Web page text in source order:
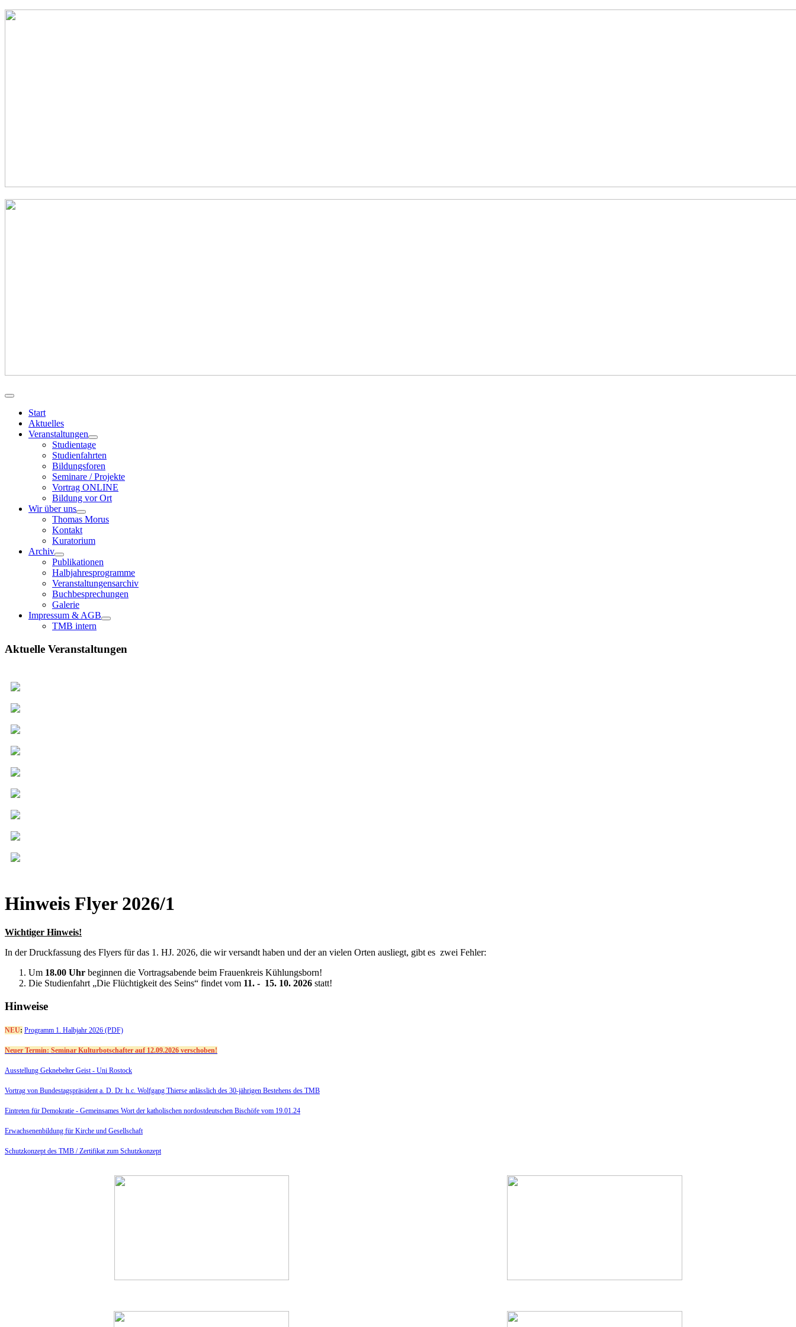
Start
Aktuelles
Veranstaltungen
Studientage
Studienfahrten
Bildungsforen
Seminare / Projekte
Vortrag ONLINE
Bildung vor Ort
Wir über uns
Thomas Morus
Kontakt
Kuratorium
Archiv
Publikationen
Halbjahresprogramme
Veranstaltungensarchiv
Buchbesprechungen
Galerie
Impressum & AGB
TMB intern
Aktuelle Veranstaltungen
Hinweis Flyer 2026/1
Wichtiger Hinweis!
In der Druckfassung des Flyers für das 1. HJ. 2026, die wir versandt haben und der an vielen Orten ausliegt, gibt es zwei Fehler:
Um 18.00 Uhr beginnen die Vortragsabende beim Frauenkreis Kühlungsborn!
Die Studienfahrt „Die Flüchtigkeit des Seins“ findet vom 11. - 15. 10. 2026 statt!
Hinweise
NEU: Programm 1. Halbjahr 2026 (PDF)
Neuer Termin: Seminar Kulturbotschafter auf 12.09.2026 verschoben!
Ausstellung Geknebelter Geist - Uni Rostock
Vortrag von Bundestagspräsident a. D. Dr. h.c. Wolfgang Thierse anlässlich des 30-jährigen Bestehens des TMB
Eintreten für Demokratie - Gemeinsames Wort der katholischen nordostdeutschen Bischöfe vom 19.01.24
Erwachsenenbildung für Kirche und Gesellschaft
Schutzkonzept des TMB / Zertifikat zum Schutzkonzept